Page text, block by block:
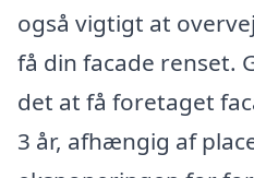
også vigtigt at
få din facade renset.
det at få foretaget
3 år, afhængig af